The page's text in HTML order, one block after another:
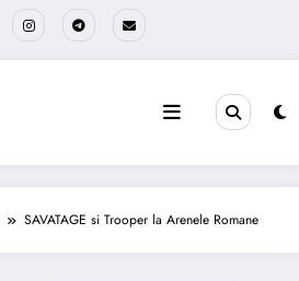
SAVATAGE si Trooper la Arenele Romane